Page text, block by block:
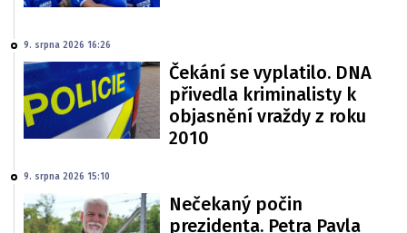
9. srpna 2026 16:26
Čekání se vyplatilo. DNA
přivedla kriminalisty k
objasnění vraždy z roku
2010
9. srpna 2026 15:10
Nečekaný počin
prezidenta. Petra Pavla